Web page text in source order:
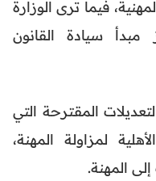
فيما ترى الوزارة
مبدأ سيادة القانون
المقترحة التي
لمزاولة المهنة،
المهنة.